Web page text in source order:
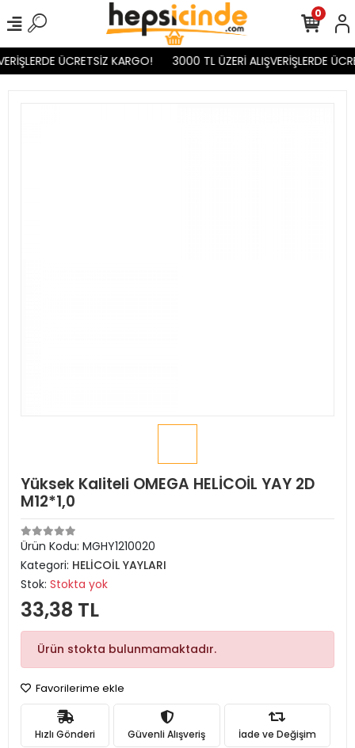
ÜCRETSİZ KARGO! 3000 TL ÜZERİ ALIŞVERİŞLERDE
0
Yüksek Kaliteli OMEGA HELİCOİL YAY 2D
M12*1,0
Ürün Kodu: MGHY1210020
Kategori: HELİCOİL YAYLARI
Stok: Stokta yok
33,38 TL
Ürün stokta bulunmamaktadır.
Favorilerime ekle
Hızlı Gönderi Güvenli Alışveriş İade ve Değişim